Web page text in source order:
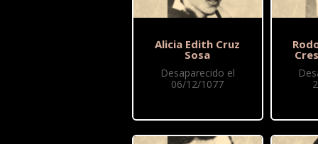
Alicia Edith Cruz
Sosa
Desaparecido el
06/12/1077